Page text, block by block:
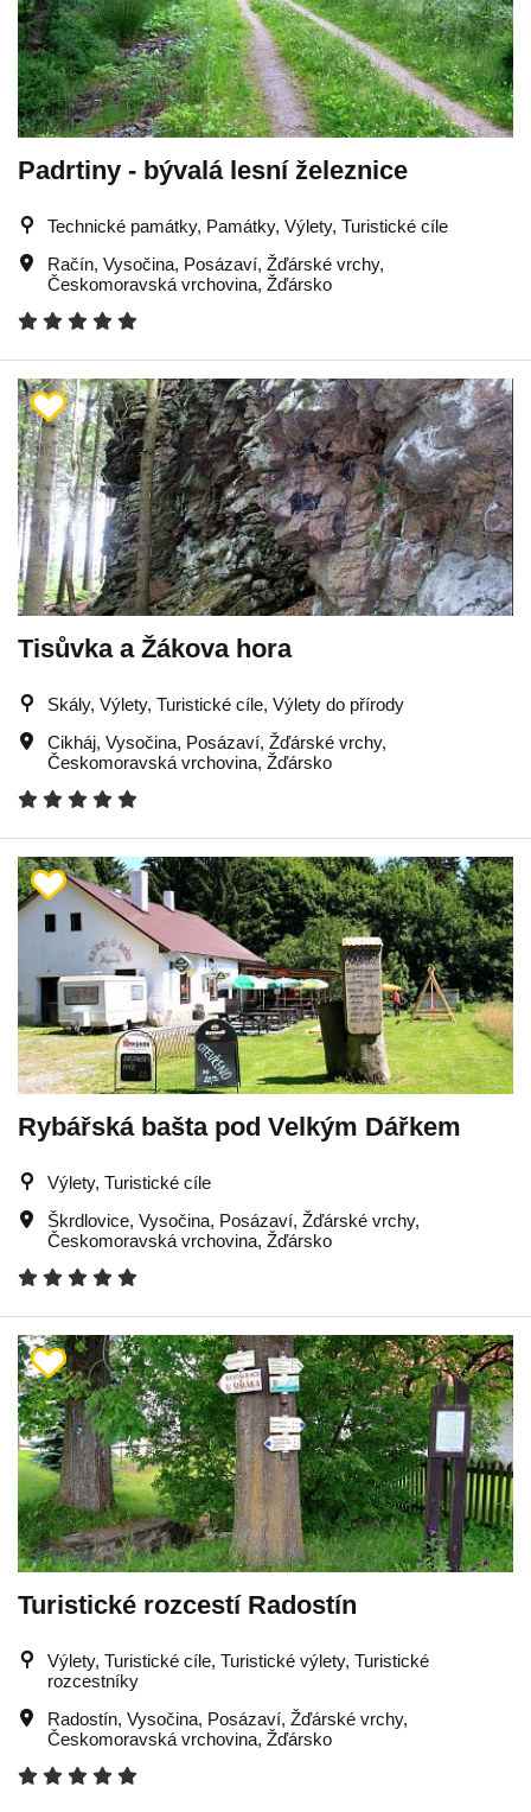
Padrtiny - bývalá lesní železnice
Technické památky, Památky, Výlety, Turistické cíle
Račín, Vysočina, Posázaví, Žďárské vrchy,
Českomoravská vrchovina, Žďársko
Tisůvka a Žákova hora
Skály, Výlety, Turistické cíle, Výlety do přírody
Cikháj, Vysočina, Posázaví, Žďárské vrchy,
Českomoravská vrchovina, Žďársko
Rybářská bašta pod Velkým Dářkem
Výlety, Turistické cíle
Škrdlovice, Vysočina, Posázaví, Žďárské vrchy,
Českomoravská vrchovina, Žďársko
Turistické rozcestí Radostín
Výlety, Turistické cíle, Turistické výlety, Turistické
rozcestníky
Radostín, Vysočina, Posázaví, Žďárské vrchy,
Českomoravská vrchovina, Žďársko